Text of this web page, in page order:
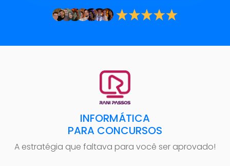
INFORMÁTICA
PARA CONCURSOS
A estratégia que faltava para você ser aprovado!